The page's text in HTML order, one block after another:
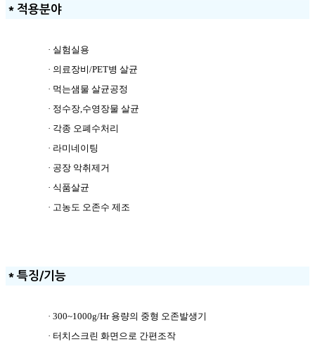
＊적용분야
· 실험실용
· 의료장비/PET병 살균
· 먹는샘물 살균공정
· 정수장,수영장물 살균
· 각종 오폐수처리
· 라미네이팅
· 공장 악취제거
· 식품살균
· 고농도 오존수 제조
＊특징/기능
· 300~1000g/Hr 용량의 중형 오존발생기
· 터치스크린 화면으로 간편조작